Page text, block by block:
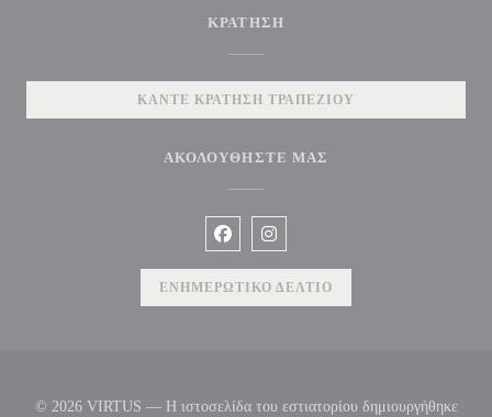
ΚΡΆΤΗΣΗ
ΚΆΝΤΕ ΚΡΆΤΗΣΗ ΤΡΑΠΕΖΙΟΎ
ΑΚΟΛΟΥΘΉΣΤΕ ΜΑΣ
Facebook ((ανοίγει σε νέο παράθυρο))
Instagram ((ανοίγει σε νέο
ΕΝΗΜΕΡΩΤΙΚΌ ΔΕΛΤΊΟ
© 2026 VIRTUS — Η ιστοσελίδα του εστιατορίου δημιουργήθηκε